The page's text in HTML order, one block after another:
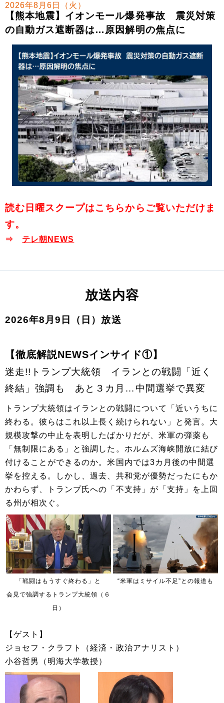
2026年8月6日（火）
【熊本地震】イオンモール爆発事故 震災対策
の自動ガス遮断器は…原因解明の焦点に
読む日曜スクープはこちらからご覧いただけま
す。
⇒ テレ朝NEWS
放送内容
2026年8月9日（日）放送
【徹底解説NEWSインサイド①】
迷走!!トランプ大統領 イランとの戦闘「近く
終結」強調も あと３カ月…中間選挙で異変
トランプ大統領はイランとの戦闘について「近いうちに‌
終わる。‌彼らはこれ以上長く続けられない」と発言。大
規模攻撃の中止を表明したばかりだが、米軍の弾薬も
「無制限にある」と強調した。ホルムズ海峡開放に結び
付けることができるのか。米国内では3カ月後の中間選
挙を控える。しかし、過去、共和党が優勢だったにもか
かわらず、トランプ氏への「不支持」が「支持」を上回
る州が相次ぐ。
「戦闘はもうすぐ終わる」と
会見で強調するトランプ大統領（６
日）
“米軍はミサイル不足”との報道も
【ゲスト】
ジョセフ・クラフト（経済・政治アナリスト）
小谷哲男（明海大学教授）